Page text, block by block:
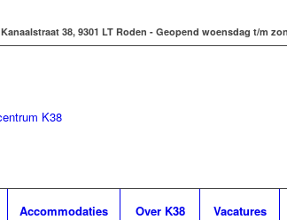
Kanaalstraat 38, 9301 LT Roden - Geopend woensdag t/m
Accommodaties Over K38 Vacatures